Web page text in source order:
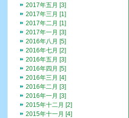
2017年五月 [3]
2017年三月 [1]
2017年二月 [1]
2017年一月 [3]
2016年八月 [5]
2016年七月 [2]
2016年五月 [3]
2016年四月 [5]
2016年三月 [4]
2016年二月 [3]
2016年一月 [3]
2015年十二月 [2]
2015年十一月 [4]